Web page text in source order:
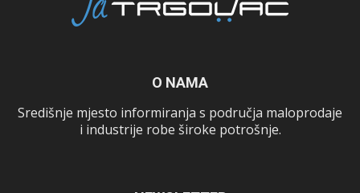
O NAMA
Središnje mjesto informiranja s područja maloprodaje
i industrije robe široke potrošnje.